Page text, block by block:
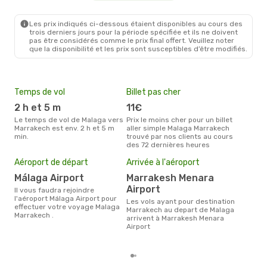
Les prix indiqués ci-dessous étaient disponibles au cours des
trois derniers jours pour la période spécifiée et ils ne doivent
pas être considérés comme le prix final offert. Veuillez noter
que la disponibilité et les prix sont susceptibles d’être modifiés.
Temps de vol
2 h et 5 m
Le temps de vol de Malaga vers
Marrakech est env. 2 h et 5 m
min.
Billet pas cher
11€
Prix le moins cher pour un billet
aller simple Malaga Marrakech
trouvé par nos clients au cours
des 72 dernières heures
Aéroport de départ
Málaga Airport
Il vous faudra rejoindre
l'aéroport Málaga Airport pour
effectuer votre voyage Malaga
Marrakech .
Arrivée à l'aéroport
Marrakesh Menara
Airport
Les vols ayant pour destination
Marrakech au depart de Malaga
arrivent à Marrakesh Menara
Airport